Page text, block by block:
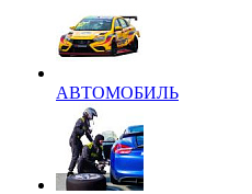
АВТОМОБИЛЬ